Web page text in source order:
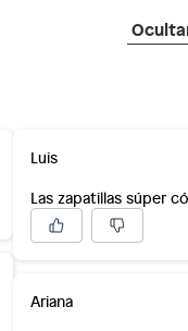
Luis
Las zapatillas súper
Ariana